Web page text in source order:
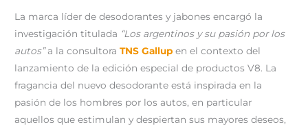
La marca líder de desodorantes y jabones encargó la
investigación titulada “Los argentinos y su pasión por los
autos”a la consultoraTNS Gallup en el contexto del
lanzamiento de la edición especial de productos V8. La
fragancia del nuevo desodorante está inspirada en la
pasión de los hombres por los autos, en particular
aquellos que estimulan y despiertan sus mayores deseos,